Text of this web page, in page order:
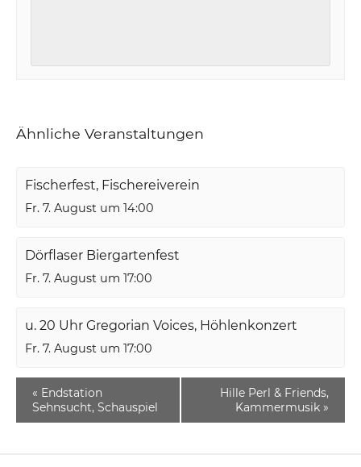
Ähnliche Veranstaltungen
Fischerfest, Fischereiverein
Fr. 7. August um 14:00
Dörflaser Biergartenfest
Fr. 7. August um 17:00
u. 20 Uhr Gregorian Voices, Höhlenkonzert
Fr. 7. August um 17:00
« Endstation
Sehnsucht, Schauspiel
Hille Perl & Friends,
Kammermusik »